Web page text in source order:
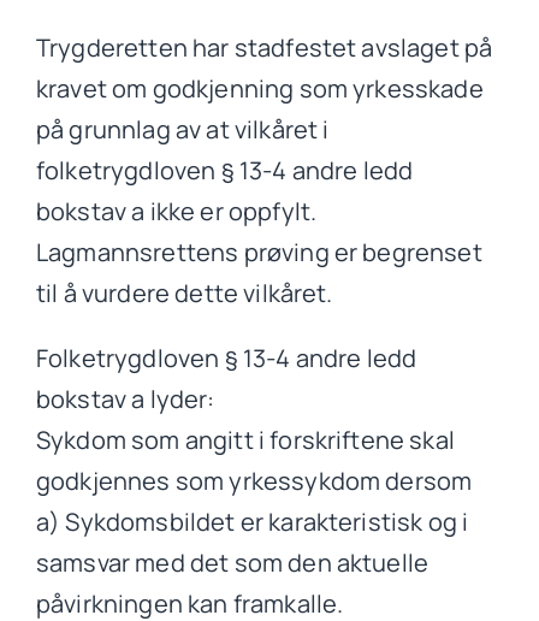
Trygderetten har stadfestet avslaget på
kravet om godkjenning som yrkesskade
på grunnlag av at vilkåret i
folketrygdloven § 13-4 andre ledd
bokstav a ikke er oppfylt.
Lagmannsrettens prøving er begrenset
til å vurdere dette vilkåret.
Folketrygdloven § 13-4 andre ledd
bokstav a lyder:
Sykdom som angitt i forskriftene skal
godkjennes som yrkessykdom dersom
a) Sykdomsbildet er karakteristisk og i
samsvar med det som den aktuelle
påvirkningen kan framkalle.